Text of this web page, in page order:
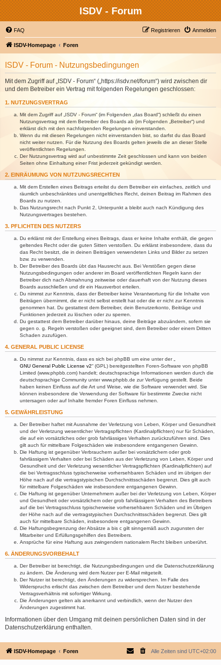
ISDV - Forum
FAQ Anmelden
Registrieren
ISDV-Homepage Foren
ISDV - Forum - Nutzungsbedingungen
Mit dem Zugriff auf „ISDV - Forum“ („https://isdv.net/forum“) wird zwischen dir
und dem Betreiber ein Vertrag mit folgenden Regelungen geschlossen:
1. NUTZUNGSVERTRAG
Mit dem Zugriff auf „ISDV - Forum“ (im Folgenden „das Board“) schließt du einen
Nutzungsvertrag mit dem Betreiber des Boards ab (im Folgenden „Betreiber“) und
erklärst dich mit den nachfolgenden Regelungen einverstanden.
Wenn du mit diesen Regelungen nicht einverstanden bist, so darfst du das Board
nicht weiter nutzen. Für die Nutzung des Boards gelten jeweils die an dieser Stelle
veröffentlichten Regelungen.
Der Nutzungsvertrag wird auf unbestimmte Zeit geschlossen und kann von beiden
Seiten ohne Einhaltung einer Frist jederzeit gekündigt werden.
2. EINRÄUMUNG VON NUTZUNGSRECHTEN
Mit dem Erstellen eines Beitrags erteilst du dem Betreiber ein einfaches, zeitlich und
räumlich unbeschränktes und unentgeltliches Recht, deinen Beitrag im Rahmen des
Boards zu nutzen.
Das Nutzungsrecht nach Punkt 2, Unterpunkt a bleibt auch nach Kündigung des
Nutzungsvertrages bestehen.
3. PFLICHTEN DES NUTZERS
Du erklärst mit der Erstellung eines Beitrags, dass er keine Inhalte enthält, die gegen
geltendes Recht oder die guten Sitten verstoßen. Du erklärst insbesondere, dass du
das Recht besitzt, die in deinen Beiträgen verwendeten Links und Bilder zu setzen
bzw. zu verwenden.
Der Betreiber des Boards übt das Hausrecht aus. Bei Verstößen gegen diese
Nutzungsbedingungen oder anderer im Board veröffentlichten Regeln kann der
Betreiber dich nach Abmahnung zeitweise oder dauerhaft von der Nutzung dieses
Boards ausschließen und dir ein Hausverbot erteilen.
Du nimmst zur Kenntnis, dass der Betreiber keine Verantwortung für die Inhalte von
Beiträgen übernimmt, die er nicht selbst erstellt hat oder die er nicht zur Kenntnis
genommen hat. Du gestattest dem Betreiber, dein Benutzerkonto, Beiträge und
Funktionen jederzeit zu löschen oder zu sperren.
Du gestattest dem Betreiber darüber hinaus, deine Beiträge abzuändern, sofern sie
gegen o. g. Regeln verstoßen oder geeignet sind, dem Betreiber oder einem Dritten
Schaden zuzufügen.
4. GENERAL PUBLIC LICENSE
Du nimmst zur Kenntnis, dass es sich bei phpBB um eine unter der „
GNU General Public License v2“ (GPL) bereitgestellten Foren-Software von phpBB
Limited (www.phpbb.com) handelt; deutschsprachige Informationen werden durch die
deutschsprachige Community unter www.phpbb.de zur Verfügung gestellt. Beide
haben keinen Einfluss auf die Art und Weise, wie die Software verwendet wird. Sie
können insbesondere die Verwendung der Software für bestimmte Zwecke nicht
untersagen oder auf Inhalte fremder Foren Einfluss nehmen.
5. GEWÄHRLEISTUNG
Der Betreiber haftet mit Ausnahme der Verletzung von Leben, Körper und Gesundheit
und der Verletzung wesentlicher Vertragspflichten (Kardinalpflichten) nur für Schäden,
die auf ein vorsätzliches oder grob fahrlässiges Verhalten zurückzuführen sind. Dies
gilt auch für mittelbare Folgeschäden wie insbesondere entgangenen Gewinn.
Die Haftung ist gegenüber Verbrauchern außer bei vorsätzlichem oder grob
fahrlässigem Verhalten oder bei Schäden aus der Verletzung von Leben, Körper und
Gesundheit und der Verletzung wesentlicher Vertragspflichten (Kardinalpflichten) auf
die bei Vertragsschluss typischerweise vorhersehbaren Schäden und im übrigen der
Höhe nach auf die vertragstypischen Durchschnittsschäden begrenzt. Dies gilt auch
für mittelbare Folgeschäden wie insbesondere entgangenen Gewinn.
Die Haftung ist gegenüber Unternehmern außer bei der Verletzung von Leben, Körper
und Gesundheit oder vorsätzlichem oder grob fahrlässigem Verhalten des Betreibers
auf die bei Vertragsschluss typischerweise vorhersehbaren Schäden und im Übrigen
der Höhe nach auf die vertragstypischen Durchschnittsschäden begrenzt. Dies gilt
auch für mittelbare Schäden, insbesondere entgangenen Gewinn.
Die Haftungsbegrenzung der Absätze a bis c gilt sinngemäß auch zugunsten der
Mitarbeiter und Erfüllungsgehilfen des Betreibers.
Ansprüche für eine Haftung aus zwingendem nationalem Recht bleiben unberührt.
6. ÄNDERUNGSVORBEHALT
Der Betreiber ist berechtigt, die Nutzungsbedingungen und die Datenschutzerklärung
zu ändern. Die Änderung wird dem Nutzer per E-Mail mitgeteilt.
Der Nutzer ist berechtigt, den Änderungen zu widersprechen. Im Falle des
Widerspruchs erlischt das zwischen dem Betreiber und dem Nutzer bestehende
Vertragsverhältnis mit sofortiger Wirkung.
Die Änderungen gelten als anerkannt und verbindlich, wenn der Nutzer den
Änderungen zugestimmt hat.
Informationen über den Umgang mit deinen persönlichen Daten sind in der
Datenschutzerklärung enthalten.
ISDV-Homepage Foren Alle Zeiten sind UTC+02:00